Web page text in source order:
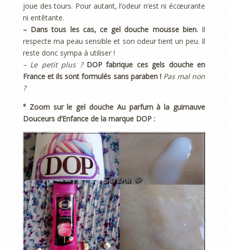
joue des tours. Pour autant, l’odeur n’est ni écœurante
ni entêtante.
– Dans tous les cas, ce gel douche mousse bien.Il
respecte ma peau sensible et son odeur tient un peu. Il
reste donc sympa à utiliser !
– Le petit plus ? DOP fabrique ces gels douche en
France et ils sont formulés sans paraben ! Pas mal non
?
° Zoom sur le gel douche Au parfum à la guimauve
Douceurs d’Enfance de la marque DOP :